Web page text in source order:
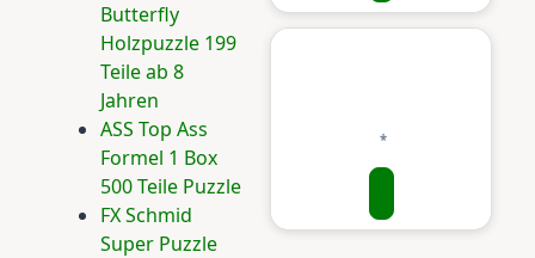
Butterfly
Holzpuzzle 199
Teile ab 8
Jahren
ASS Top Ass
Formel 1 Box
500 Teile Puzzle
FX Schmid
Super Puzzle